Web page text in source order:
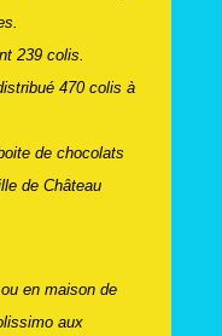
239 colis.
470 colis à
de chocolats
de Château
en maison de
aux